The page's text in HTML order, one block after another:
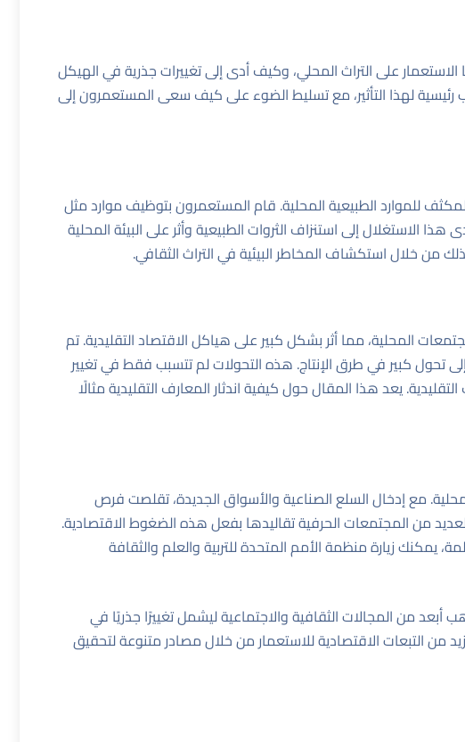
على التراث المحلي، وكيف أدى إلى تغييرات جذرية في الهيكل
لهذا التأثير، مع تسليط الضوء على كيف سعى المستعمرون إلى
المكثف للموارد الطبيعية المحلية. قام المستعمرون بتوظيف موارد مثل
هذا الاستغلال إلى استنزاف الثروات الطبيعية وأثر على البيئة المحلية
من خلالاستكشاف المخاطر البيئية في التراث الثقافي.
المحلية، مما أثر بشكل كبير على هياكل الاقتصاد التقليدية. تم
تحول كبير في طرق الإنتاج. هذه التحولات لم تتسبب فقط في تغيير
يعد هذا المقال حولكيفية اندثار المعارف التقليديةمثالًا
مع إدخال السلع الصناعية والأسواق الجديدة، تقلصت فرص
من المجتمعات الحرفية تقاليدها بفعل هذه الضغوط الاقتصادية.
يمكنك زيارةمنظمة الأمم المتحدة للتربية والعلم والثقافة
أبعد من المجالات الثقافية والاجتماعية ليشمل تغييرًا جذريًا في
من التبعات الاقتصادية للاستعمار من خلال مصادر متنوعة لتحقيق